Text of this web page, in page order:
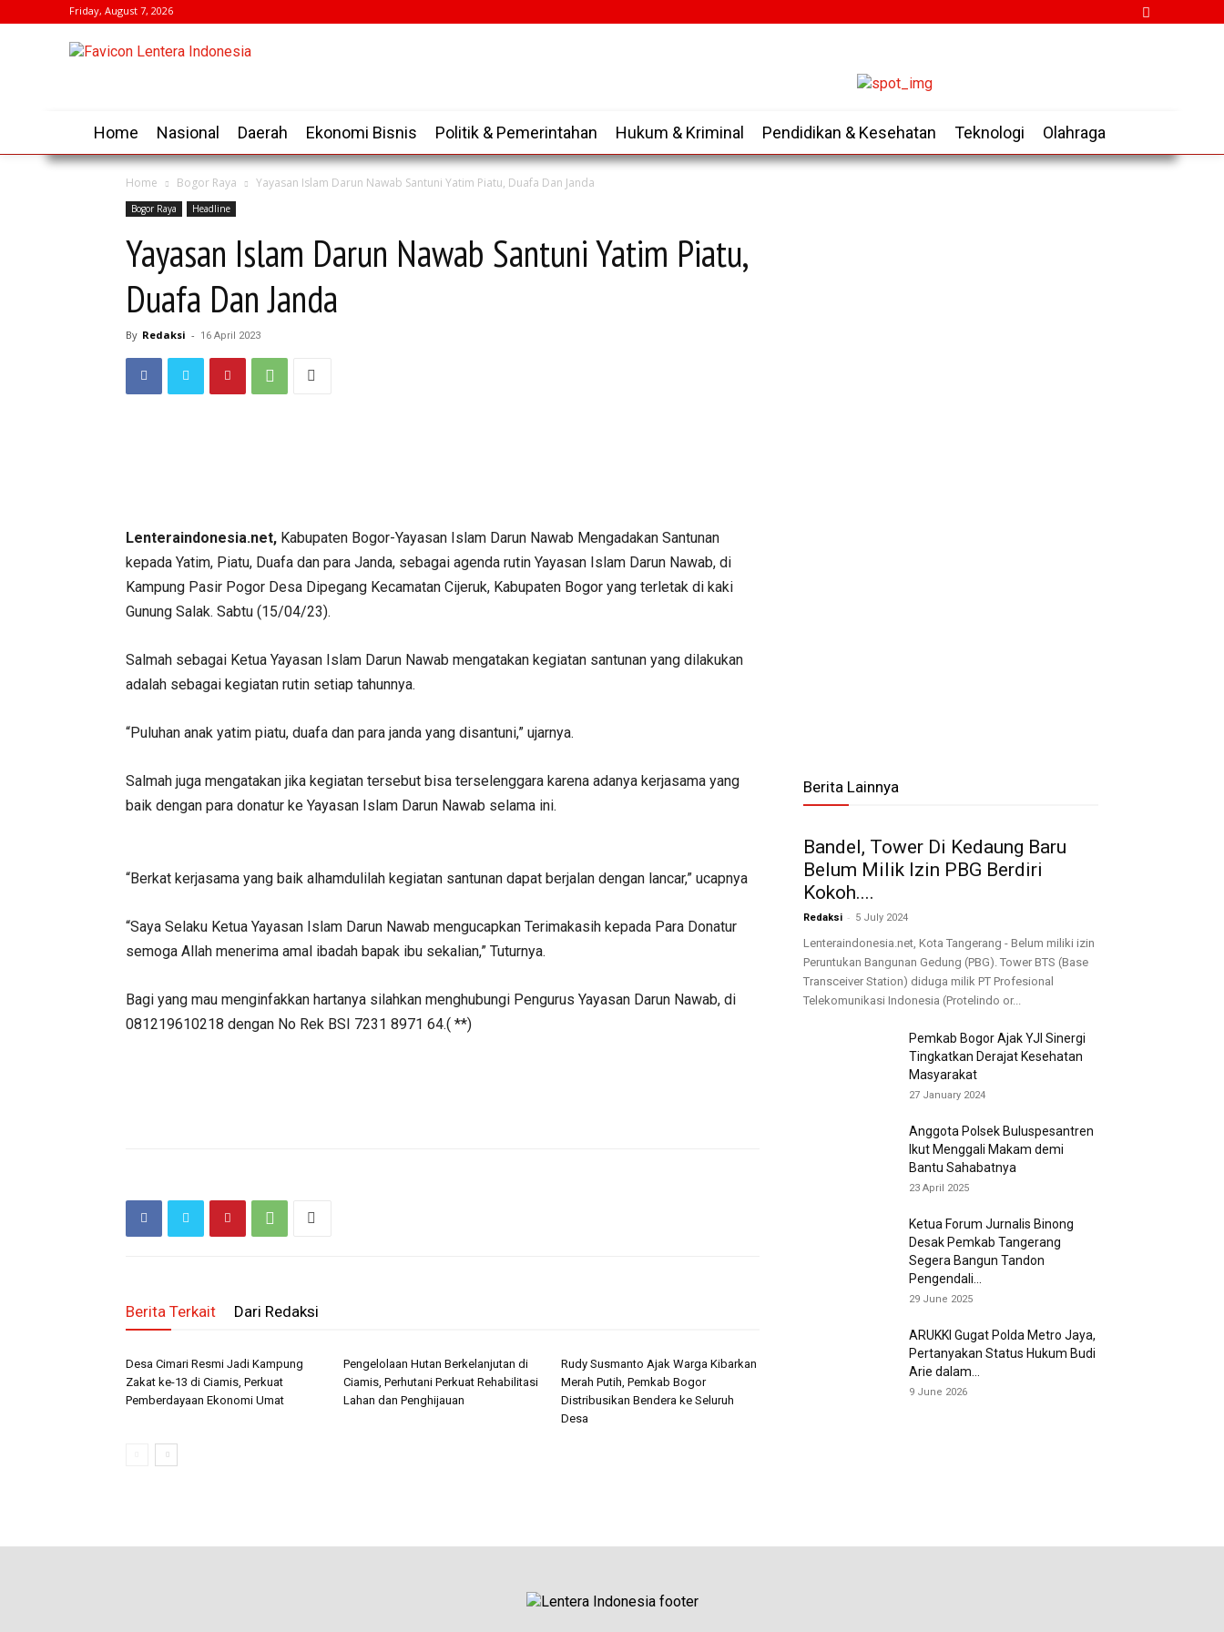
Friday, August 7, 2026
Home Nasional Daerah Ekonomi Bisnis Politik & Pemerintahan Hukum & Kriminal Pendidikan & Kesehatan Teknologi Olahraga
Home Bogor Raya Yayasan Islam Darun Nawab Santuni Yatim Piatu, Duafa Dan Janda
Bogor Raya Headline
Yayasan Islam Darun Nawab Santuni Yatim Piatu,
Duafa Dan Janda
By Redaksi - 16 April 2023
Lenteraindonesia.net, Kabupaten Bogor-Yayasan Islam Darun Nawab Mengadakan Santunan
kepada Yatim, Piatu, Duafa dan para Janda, sebagai agenda rutin Yayasan Islam Darun Nawab, di
Kampung Pasir Pogor Desa Dipegang Kecamatan Cijeruk, Kabupaten Bogor yang terletak di kaki
Gunung Salak. Sabtu (15/04/23).
Salmah sebagai Ketua Yayasan Islam Darun Nawab mengatakan kegiatan santunan yang dilakukan
adalah sebagai kegiatan rutin setiap tahunnya.
“Puluhan anak yatim piatu, duafa dan para janda yang disantuni,” ujarnya.
Salmah juga mengatakan jika kegiatan tersebut bisa terselenggara karena adanya kerjasama yang
baik dengan para donatur ke Yayasan Islam Darun Nawab selama ini.
“Berkat kerjasama yang baik alhamdulilah kegiatan santunan dapat berjalan dengan lancar,” ucapnya
“Saya Selaku Ketua Yayasan Islam Darun Nawab mengucapkan Terimakasih kepada Para Donatur
semoga Allah menerima amal ibadah bapak ibu sekalian,” Tuturnya.
Bagi yang mau menginfakkan hartanya silahkan menghubungi Pengurus Yayasan Darun Nawab, di
081219610218 dengan No Rek BSI 7231 8971 64.( **)
Berita Terkait Dari Redaksi
Desa Cimari Resmi Jadi Kampung
Zakat ke-13 di Ciamis, Perkuat
Pemberdayaan Ekonomi Umat
Pengelolaan Hutan Berkelanjutan di
Ciamis, Perhutani Perkuat Rehabilitasi
Lahan dan Penghijauan
Rudy Susmanto Ajak Warga Kibarkan
Merah Putih, Pemkab Bogor
Distribusikan Bendera ke Seluruh
Desa
Berita Lainnya
Bandel, Tower Di Kedaung Baru
Belum Milik Izin PBG Berdiri
Kokoh....
Redaksi - 5 July 2024
Lenteraindonesia.net, Kota Tangerang - Belum miliki izin
Peruntukan Bangunan Gedung (PBG). Tower BTS (Base
Transceiver Station) diduga milik PT Profesional
Telekomunikasi Indonesia (Protelindo or...
Pemkab Bogor Ajak YJI Sinergi
Tingkatkan Derajat Kesehatan
Masyarakat
27 January 2024
Anggota Polsek Buluspesantren
Ikut Menggali Makam demi
Bantu Sahabatnya
23 April 2025
Ketua Forum Jurnalis Binong
Desak Pemkab Tangerang
Segera Bangun Tandon
Pengendali...
29 June 2025
ARUKKI Gugat Polda Metro Jaya,
Pertanyakan Status Hukum Budi
Arie dalam...
9 June 2026